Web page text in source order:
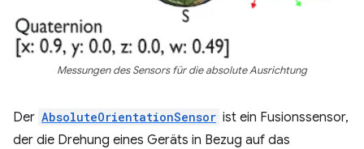
Messungen des Sensors für die absolute Ausrichtung
Der AbsoluteOrientationSensor ist ein Fusionssensor,
der die Drehung eines Geräts in Bezug auf das